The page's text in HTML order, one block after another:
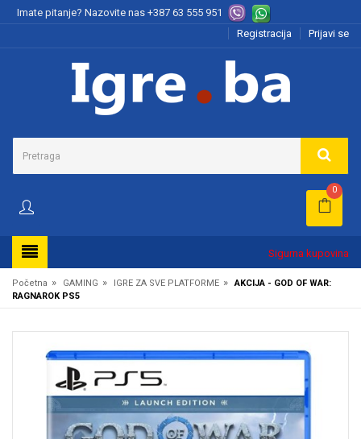
Imate pitanje? Nazovite nas +387 63 555 951
Registracija
Prijavi se
0
Sigurna kupovina
Početna » GAMING » IGRE ZA SVE PLATFORME »
AKCIJA - GOD OF WAR:
RAGNAROK PS5